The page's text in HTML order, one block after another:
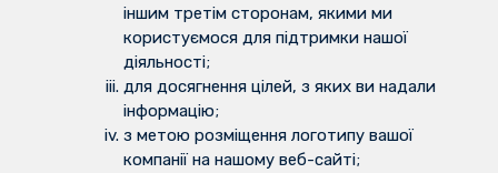
іншим третім сторонам, якими ми
користуємося для підтримки нашої
діяльності;
для досягнення цілей, з яких ви надали
інформацію;
з метою розміщення логотипу вашої
компанії на нашому веб-сайті;